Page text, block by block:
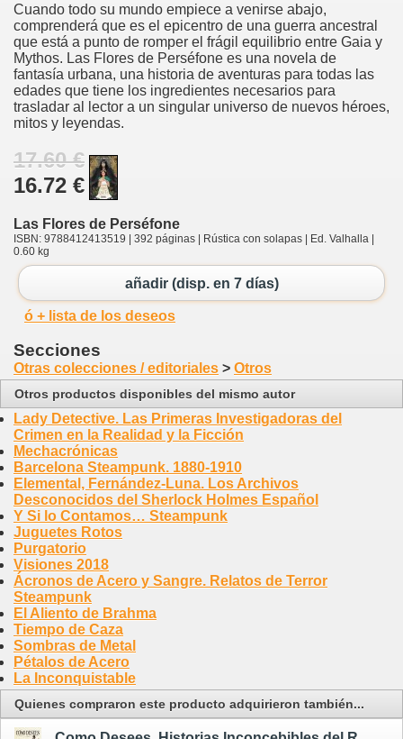
Cuando todo su mundo empiece a venirse abajo,
comprenderá que es el epicentro de una guerra ancestral
que está a punto de romper el frágil equilibrio entre Gaia y
Mythos. Las Flores de Perséfone es una novela de
fantasía urbana, una historia de aventuras para todas las
edades que tiene los ingredientes necesarios para
trasladar al lector a un singular universo de nuevos héroes,
mitos y leyendas.
17.60 €
16.72 €
Las Flores de Perséfone
ISBN: 9788412413519 | 392 páginas | Rústica con solapas | Ed. Valhalla |
0.60 kg
añadir (disp. en 7 días)
ó + lista de los deseos
Secciones
Otras colecciones / editoriales > Otros
Otros productos disponibles del mismo autor
Lady Detective. Las Primeras Investigadoras del
Crimen en la Realidad y la Ficción
Mechacrónicas
Barcelona Steampunk. 1880-1910
Elemental, Fernández-Luna. Los Archivos
Desconocidos del Sherlock Holmes Español
Y Si lo Contamos… Steampunk
Juguetes Rotos
Purgatorio
Visiones 2018
Ácronos de Acero y Sangre. Relatos de Terror
Steampunk
El Aliento de Brahma
Tiempo de Caza
Sombras de Metal
Pétalos de Acero
La Inconquistable
Quienes compraron este producto adquirieron también...